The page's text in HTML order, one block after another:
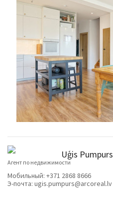
Uģis Pumpurs
Агент по недвижимости
Мобильный: +371 2868 8666
Э-почта: ugis.pumpurs@arcoreal.lv